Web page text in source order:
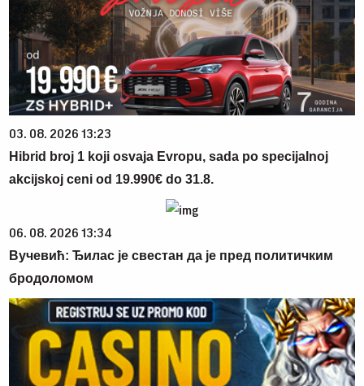
03. 08. 2026 13:23
Hibrid broj 1 koji osvaja Evropu, sada po specijalnoj
akcijskoj ceni od 19.990€ do 31.8.
06. 08. 2026 13:34
Вучевић: Ђилас је свестан да је пред политичким
бродоломом